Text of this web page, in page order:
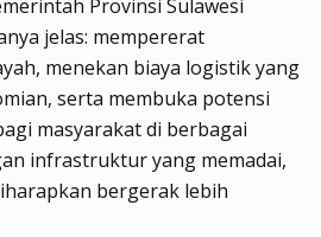
Provinsi Sulawesi
jelas: mempererat
menekan biaya logistik yang
serta membuka potensi
masyarakat di berbagai
infrastruktur yang memadai,
bergerak lebih